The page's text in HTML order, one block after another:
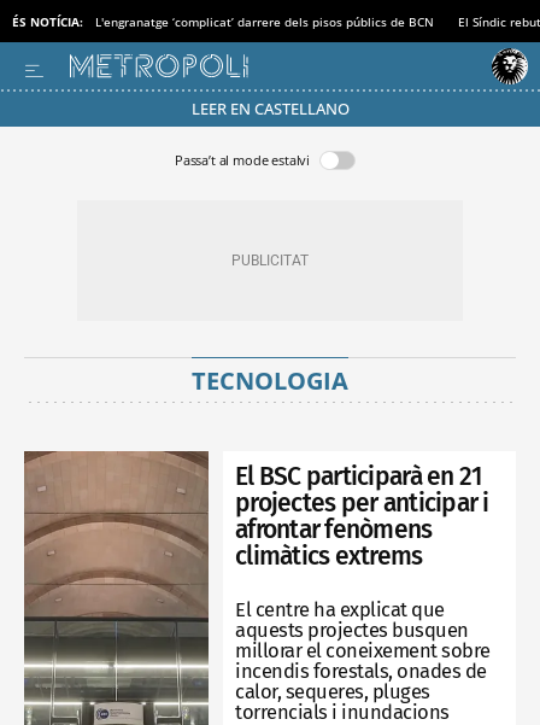
ÉS NOTÍCIA: L'engranatge ‘complicat’ darrere dels pisos públics de BCN El Síndic
LEER EN CASTELLANO
Passa’t al mode estalvi
TECNOLOGIA
El BSC participarà en 21
projectes per anticipar i
afrontar fenòmens
climàtics extrems
El centre ha explicat que
aquests projectes busquen
millorar el coneixement sobre
incendis forestals, onades de
calor, sequeres, pluges
torrencials i inundacions